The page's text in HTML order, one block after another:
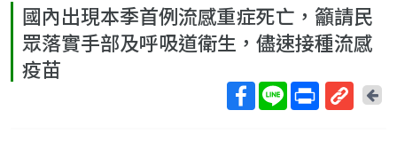
國內出現本季首例流感重症死亡，籲請民
眾落實手部及呼吸道衛生，儘速接種流感
疫苗
回